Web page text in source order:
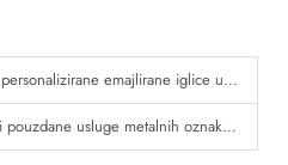
emajlirane iglice u 2026?
usluge metalnih oznaka danas?